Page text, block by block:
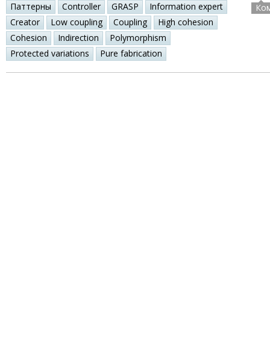
Паттерны Controller GRASP
Information expert
Creator
Low coupling Coupling
High cohesion
Cohesion
Indirection
Polymorphism
Protected variations
Pure fabrication